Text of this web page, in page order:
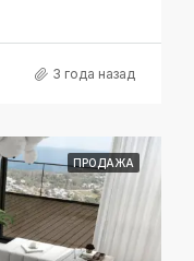
3 года назад
ПРОДАЖА